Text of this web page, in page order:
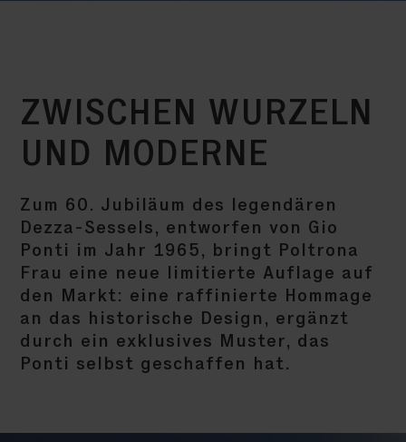
ZWISCHEN WURZELN
UND MODERNE
Zum 60. Jubiläum des legendären
Dezza-Sessels, entworfen von Gio
Ponti im Jahr 1965, bringt Poltrona
Frau eine neue limitierte Auflage auf
den Markt: eine raffinierte Hommage
an das historische Design, ergänzt
durch ein exklusives Muster, das
Ponti selbst geschaffen hat.